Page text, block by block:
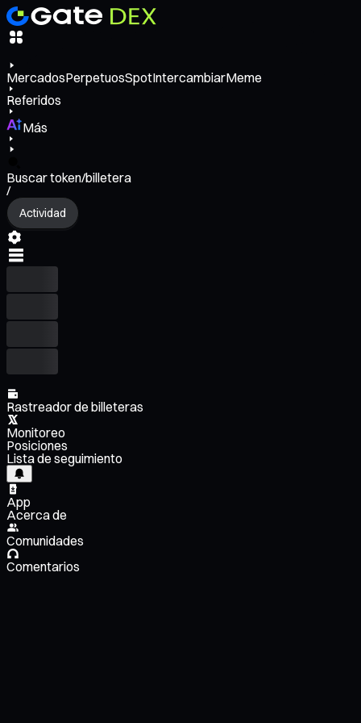
MercadosPerpetuosSpotIntercambiarMeme
Referidos
Más
Buscar token/billetera
/
Actividad
Rastreador de billeteras
Monitoreo
Posiciones
Lista de seguimiento
App
Acerca de
Comunidades
Comentarios